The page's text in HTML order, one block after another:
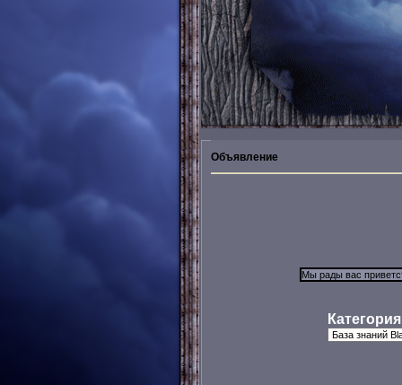
Объявление
Категория